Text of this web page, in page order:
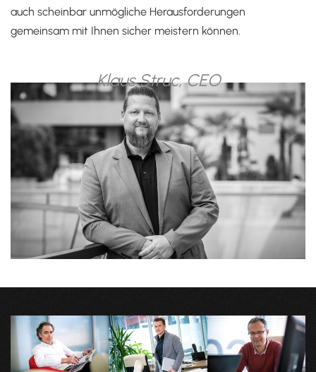
auch scheinbar unmögliche Herausforderungen
gemeinsam mit Ihnen sicher meistern können.
Klaus Struc, CEO